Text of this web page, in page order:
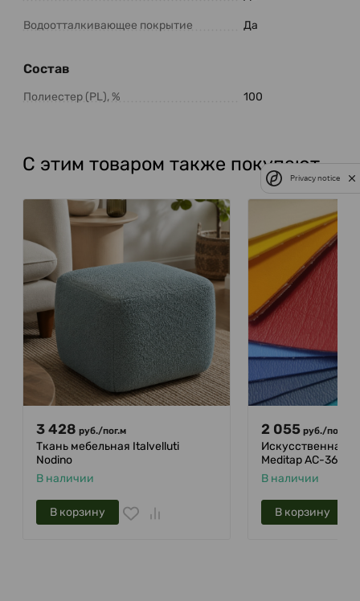
Водоотталкивающее покрытие Да
Состав
Полиестер (PL), % 100
С этим товаром также покупают
3 428 руб./пог.м
Ткань мебельная Italvelluti
Nodino
В наличии
В корзину
2 055 руб./пог.м
Искусственная
Meditap AC-365
В наличии
В корзину
Privacy notice